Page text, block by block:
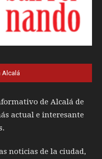
Alcalá
de Alcalá de
actual e interesante
noticias de la ciudad,